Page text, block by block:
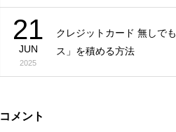
21
JUN
2025
クレジットカード 無しで
ス」を積める方法
コメント